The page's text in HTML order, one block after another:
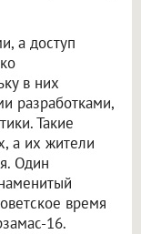
а доступ
в них
разработками,
Такие
а их жители
Один
время
16.